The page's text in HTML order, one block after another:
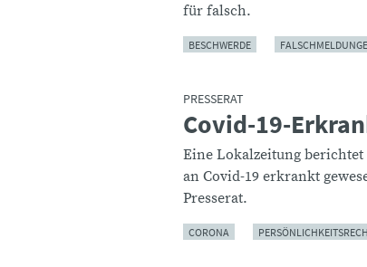
für falsch.
BESCHWERDE
PRESSERAT
:Covid-19-
Eine Lokalzeitung
an Covid-19 erkrankt
Presserat.
CORONA